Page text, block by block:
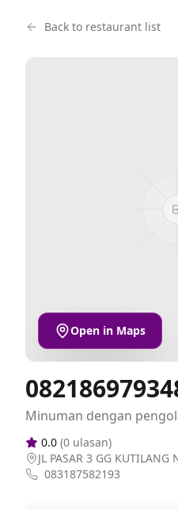
Back to restaurant list
Open in Maps
Minuman dengan
0.0 (0 ulasan)
JL PASAR 3 GG
083187582193